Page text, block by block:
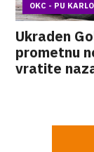
OKC - PU
Ukraden
prometnu
vratite